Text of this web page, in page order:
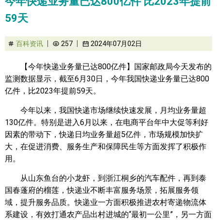
59天
百科资讯 257 2024年07月02日
【今年快递业务量已达800亿件】国家邮政局今天发布的
监测数据显示，截至6月30日，今年我国快递业务量已达800
亿件，比2023年提前59天。
今年以来，我国快递市场继续快速发展，月均业务量超
130亿件。特别是进入6月以来，在电商平台年中大促等利好
因素的带动下，快递日均业务量超5亿件，市场规模加快扩
大，在促进消费、服务生产和保障民生等方面发挥了积极作
用。
从山东鱼台的小龙虾，到浙江桐乡的汽车配件，再到泰
国春蓬府的榴莲，快递业不断丰富服务场景，拓展服务领
域，提升服务品质。快递业一方面积极推进农村寄递物流体
系建设，有效打通农产品出村进城的“最初一公里”，另一方面